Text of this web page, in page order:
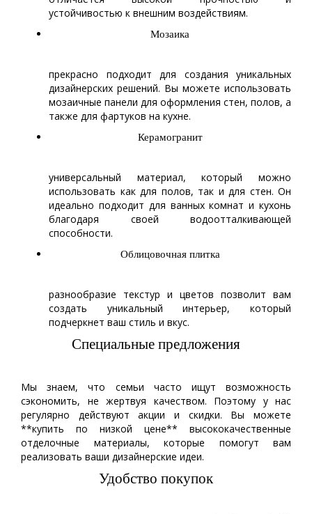
устойчивостью к внешним воздействиям.
Мозаика
прекрасно подходит для создания уникальных
дизайнерских решений. Вы можете использовать
мозаичные панели для оформления стен, полов, а
также для фартуков на кухне.
Керамогранит
универсальный материал, который можно
использовать как для полов, так и для стен. Он
идеально подходит для ванных комнат и кухонь
благодаря своей водоотталкивающей
способности.
Облицовочная плитка
разнообразие текстур и цветов позволит вам
создать уникальный интерьер, который
подчеркнет ваш стиль и вкус.
Специальные предложения
Мы знаем, что семьи часто ищут возможность
сэкономить, не жертвуя качеством. Поэтому у нас
регулярно действуют акции и скидки. Вы можете
**купить по низкой цене** высококачественные
отделочные материалы, которые помогут вам
реализовать ваши дизайнерские идеи.
Удобство покупок